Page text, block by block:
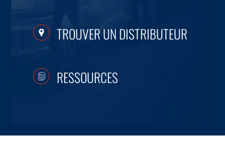
TROUVER UN DISTRIBUTEUR
RESSOURCES